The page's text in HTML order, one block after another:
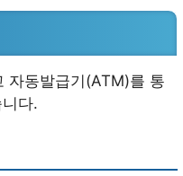
자동발급기(ATM)를 통
다.